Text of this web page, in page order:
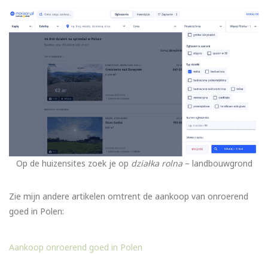
Op de huizensites zoek je op działka rolna– landbouwgrond
Zie mijn andere artikelen omtrent de aankoop van onroerend
goed in Polen:
Aankoop onroerend goed in Polen